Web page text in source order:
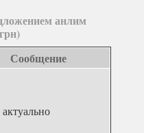
анлим
Сообщение